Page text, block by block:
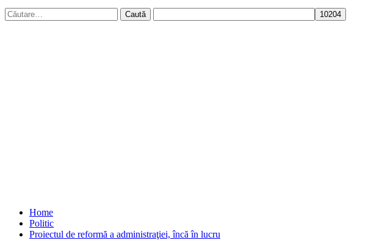
Caută
după:
Home
Politic
Proiectul de reformă a administraţiei, încă în lucru